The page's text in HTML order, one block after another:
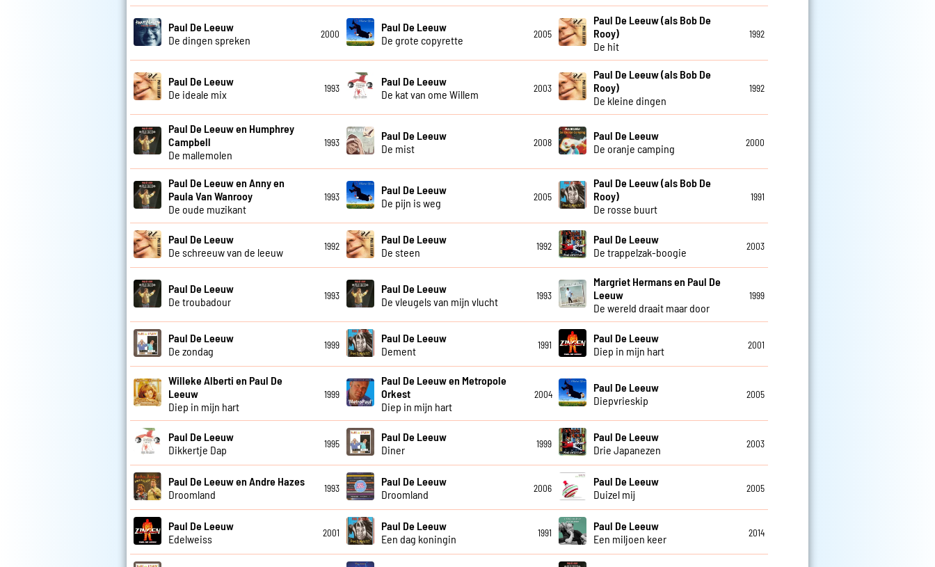
Paul De Leeuw
De dingen spreken
2000
Paul De Leeuw
De grote copyrette
2005
Paul De Leeuw (als Bob De
Rooy)
De hit
1992
Paul De Leeuw
De ideale mix
1993
Paul De Leeuw
De kat van ome Willem
2003
Paul De Leeuw (als Bob De
Rooy)
De kleine dingen
1992
Paul De Leeuw en Humphrey
Campbell
De mallemolen
1993
Paul De Leeuw
De mist
2008
Paul De Leeuw
De oranje camping
2000
Paul De Leeuw en Anny en
Paula Van Wanrooy
De oude muzikant
1993
Paul De Leeuw
De pijn is weg
2005
Paul De Leeuw (als Bob De
Rooy)
De rosse buurt
1991
Paul De Leeuw
De schreeuw van de leeuw
1992
Paul De Leeuw
De steen
1992
Paul De Leeuw
De trappelzak-boogie
2003
Paul De Leeuw
De troubadour
1993
Paul De Leeuw
De vleugels van mijn vlucht
1993
Margriet Hermans en Paul De
Leeuw
De wereld draait maar door
1999
Paul De Leeuw
De zondag
1999
Paul De Leeuw
Dement
1991
Paul De Leeuw
Diep in mijn hart
2001
Willeke Alberti en Paul De
Leeuw
Diep in mijn hart
1999
Paul De Leeuw en Metropole
Orkest
Diep in mijn hart
2004
Paul De Leeuw
Diepvrieskip
2005
Paul De Leeuw
Dikkertje Dap
1995
Paul De Leeuw
Diner
1999
Paul De Leeuw
Drie Japanezen
2003
Paul De Leeuw en Andre Hazes
Droomland
1993
Paul De Leeuw
Droomland
2006
Paul De Leeuw
Duizel mij
2005
Paul De Leeuw
Edelweiss
2001
Paul De Leeuw
Een dag koningin
1991
Paul De Leeuw
Een miljoen keer
2014